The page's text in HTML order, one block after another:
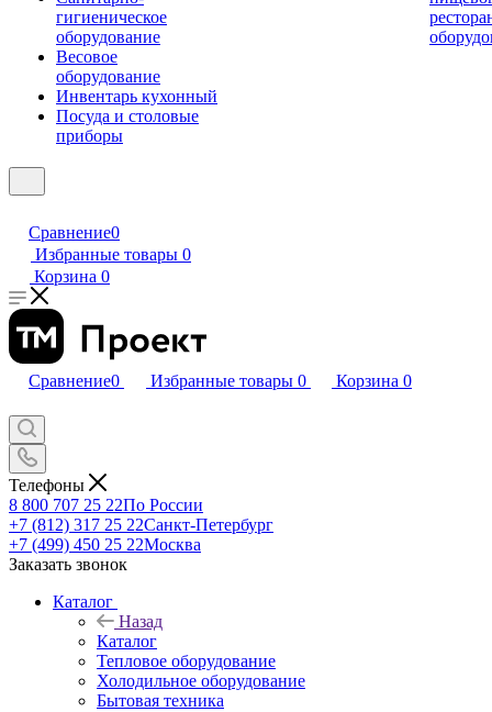
гигиеническое
оборудование
Весовое
оборудование
Инвентарь кухонный
Посуда и столовые
приборы
Сравнение0
Избранные товары 0
Корзина 0
Сравнение0 Избранные товары 0 Корзина 0
Телефоны
8 800 707 25 22По России
+7 (812) 317 25 22Санкт-Петербург
+7 (499) 450 25 22Москва
Заказать звонок
Каталог
Назад
Каталог
Тепловое оборудование
Холодильное оборудование
Бытовая техника